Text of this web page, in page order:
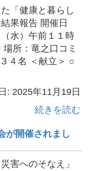
「健康と暮らし
果報告 開催日
水）午前１１時
所：竜之口コミ
４名 ＜献立＞ ○
: 2025年11月19日
続きを読む
が開催されまし
へのそなえ」